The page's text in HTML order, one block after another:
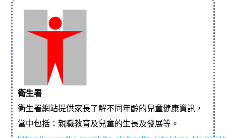
衛生署
衛生署網站提供家長了解不同年齡的兒童健康資訊，
當中包括：親職教育及兒童的生長及發展等。